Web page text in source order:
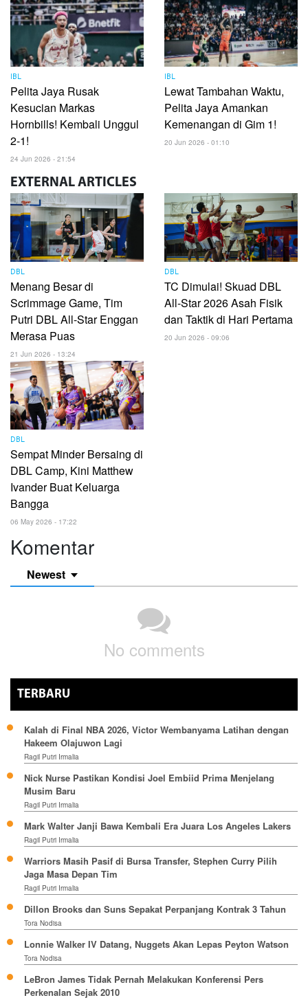
IBL
Pelita Jaya Rusak
Kesucian Markas
Hornbills! Kembali Unggul
2-1!
24 Jun 2026 - 21:54
IBL
Lewat Tambahan Waktu,
Pelita Jaya Amankan
Kemenangan di Gim 1!
20 Jun 2026 - 01:10
EXTERNAL ARTICLES
DBL
Menang Besar di
Scrimmage Game, Tim
Putri DBL All-Star Enggan
Merasa Puas
21 Jun 2026 - 13:24
DBL
TC Dimulai! Skuad DBL
All-Star 2026 Asah Fisik
dan Taktik di Hari Pertama
20 Jun 2026 - 09:06
DBL
Sempat Minder Bersaing di
DBL Camp, Kini Matthew
Ivander Buat Keluarga
Bangga
06 May 2026 - 17:22
Komentar
Newest
No comments
TERBARU
Kalah di Final NBA 2026, Victor Wembanyama Latihan dengan
Hakeem Olajuwon Lagi
Ragil Putri Irmalia
Nick Nurse Pastikan Kondisi Joel Embiid Prima Menjelang
Musim Baru
Ragil Putri Irmalia
Mark Walter Janji Bawa Kembali Era Juara Los Angeles Lakers
Ragil Putri Irmalia
Warriors Masih Pasif di Bursa Transfer, Stephen Curry Pilih
Jaga Masa Depan Tim
Ragil Putri Irmalia
Dillon Brooks dan Suns Sepakat Perpanjang Kontrak 3 Tahun
Tora Nodisa
Lonnie Walker IV Datang, Nuggets Akan Lepas Peyton Watson
Tora Nodisa
LeBron James Tidak Pernah Melakukan Konferensi Pers
Perkenalan Sejak 2010